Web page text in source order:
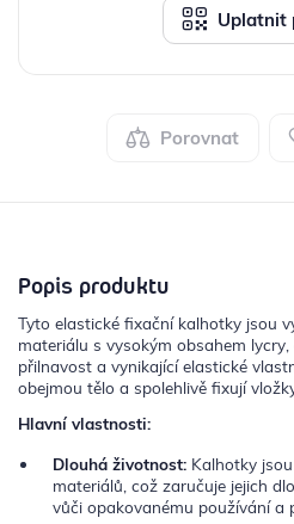
Uplatnit
Porovnat
Popis produktu
Tyto elastické fixační kalhotky jsou
materiálu s vysokým obsahem
přilnavost a vynikající elastické
obejmou tělo a spolehlivě fixují
Hlavní vlastnosti:
Dlouhá životnost:Kalhotky
materiálů, což zaručuje jejich
vůči opakovanému používání a